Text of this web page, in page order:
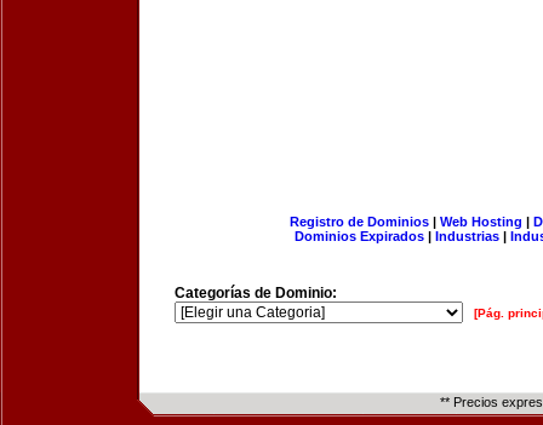
Registro de Dominios| Web Hosting |
Dominios Expirados | Industrias |
Categorías de Dominio:
[Pág.
** Precios